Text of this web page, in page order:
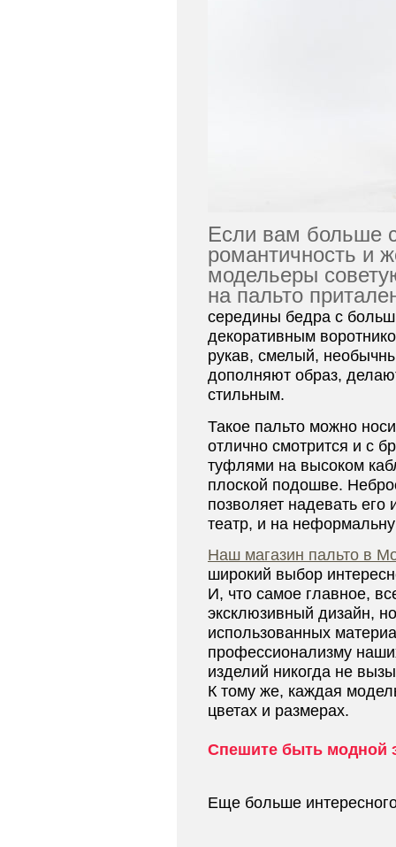
Если вам больше
романтичность и
модельеры
на пальто
середины бедра с
декоративным
рукав, смелый,
дополняют образ,
стильным.
Такое пальто можно
отлично смотрится и с
туфлями на высоком
плоской подошве.
позволяет надевать его
театр, и на
Наш магазин пальто в
широкий выбор
И, что самое главное,
эксклюзивный дизайн,
использованных
профессионализму
изделий никогда не
К тому же, каждая
цветах и размерах.
Спешите быть модной
Еще больше